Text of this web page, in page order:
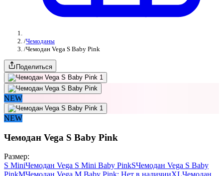
/Чемоданы
/Чемодан Vega S Baby Pink
Поделиться
NEW
NEW
Чемодан Vega S Baby Pink
Размер:
S MiniЧемодан Vega S Mini Baby PinkSЧемодан Vega S Baby